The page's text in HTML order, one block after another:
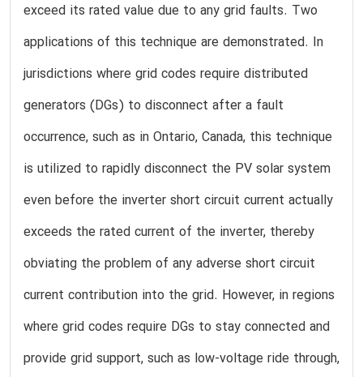
exceed its rated value due to any grid faults. Two
applications of this technique are demonstrated. In
jurisdictions where grid codes require distributed
generators (DGs) to disconnect after a fault
occurrence, such as in Ontario, Canada, this technique
is utilized to rapidly disconnect the PV solar system
even before the inverter short circuit current actually
exceeds the rated current of the inverter, thereby
obviating the problem of any adverse short circuit
current contribution into the grid. However, in regions
where grid codes require DGs to stay connected and
provide grid support, such as low-voltage ride through,